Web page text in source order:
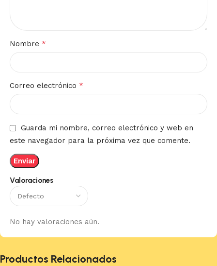
Valoraciones
No hay valoraciones aún.
Nombre *
Correo electrónico *
Guarda mi nombre, correo electrónico y web en
este navegador para la próxima vez que comente.
Productos Relacionados